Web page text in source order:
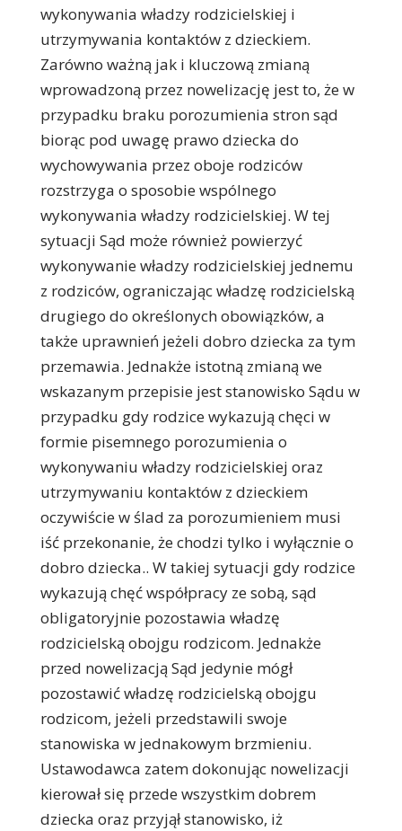
wykonywania władzy rodzicielskiej i
utrzymywania kontaktów z dzieckiem.
Zarówno ważną jak i kluczową zmianą
wprowadzoną przez nowelizację jest to, że w
przypadku braku porozumienia stron sąd
biorąc pod uwagę prawo dziecka do
wychowywania przez oboje rodziców
rozstrzyga o sposobie wspólnego
wykonywania władzy rodzicielskiej. W tej
sytuacji Sąd może również powierzyć
wykonywanie władzy rodzicielskiej jednemu
z rodziców, ograniczając władzę rodzicielską
drugiego do określonych obowiązków, a
także uprawnień jeżeli dobro dziecka za tym
przemawia. Jednakże istotną zmianą we
wskazanym przepisie jest stanowisko Sądu w
przypadku gdy rodzice wykazują chęci w
formie pisemnego porozumienia o
wykonywaniu władzy rodzicielskiej oraz
utrzymywaniu kontaktów z dzieckiem
oczywiście w ślad za porozumieniem musi
iść przekonanie, że chodzi tylko i wyłącznie o
dobro dziecka.. W takiej sytuacji gdy rodzice
wykazują chęć współpracy ze sobą, sąd
obligatoryjnie pozostawia władzę
rodzicielską obojgu rodzicom. Jednakże
przed nowelizacją Sąd jedynie mógł
pozostawić władzę rodzicielską obojgu
rodzicom, jeżeli przedstawili swoje
stanowiska w jednakowym brzmieniu.
Ustawodawca zatem dokonując nowelizacji
kierował się przede wszystkim dobrem
dziecka oraz przyjął stanowisko, iż